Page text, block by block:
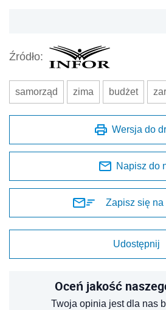
Źródło:
samorząd zima budżet
Wersja do
Napisz do
Zapisz się na
Udostępnij
Oceń jakość
Twoja opinia jest dla nas